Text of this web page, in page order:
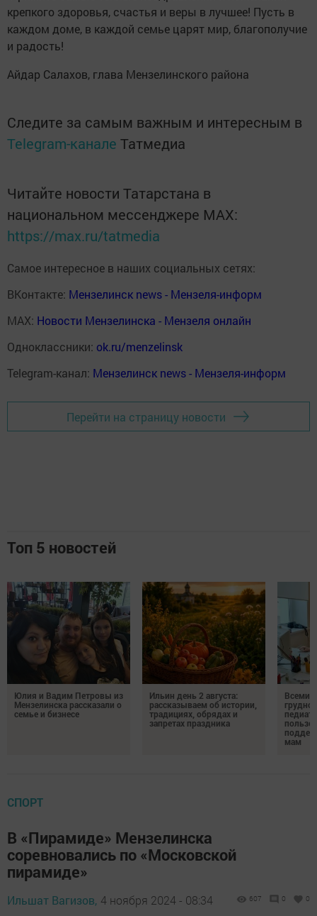
крепкого здоровья, счастья и веры в лучшее! Пусть в
каждом доме, в каждой семье царят мир, благополучие
и радость!
Айдар Салахов, глава Мензелинского района
Следите за самым важным и интересным в
Telegram-канале Татмедиа
Читайте новости Татарстана в
национальном мессенджере MАХ:
https://max.ru/tatmedia
Самое интересное в наших социальных сетях:
ВКонтакте: Мензелинск news - Мензеля-информ
MAX: Новости Мензелинска - Мензеля онлайн
Одноклассники: ok.ru/menzelinsk
Telegram-канал: Мензелинск news - Мензеля-информ
Перейти на страницу новости
Топ 5 новостей
Юлия и Вадим Петровы из
Мензелинска рассказали о
семье и бизнесе
Ильин день 2 августа:
рассказываем об истории,
традициях, обрядах и
запретах праздника
пользе
мам
СПОРТ
В «Пирамиде» Мензелинска
соревновались по «Московской
пирамиде»
Ильшат Вагизов, 4 ноября 2024 - 08:34 607 0 0